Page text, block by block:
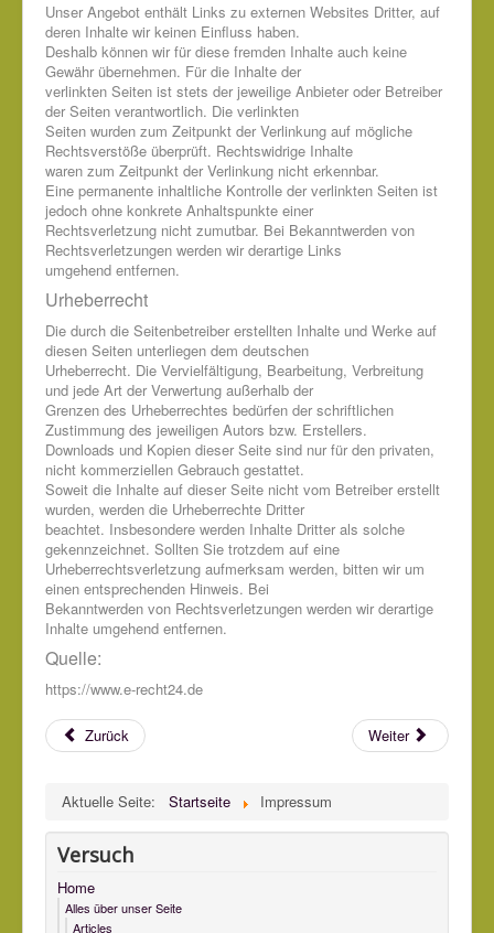
Unser Angebot enthält Links zu externen Websites Dritter, auf
deren Inhalte wir keinen Einfluss haben.
Deshalb können wir für diese fremden Inhalte auch keine
Gewähr übernehmen. Für die Inhalte der
verlinkten Seiten ist stets der jeweilige Anbieter oder Betreiber
der Seiten verantwortlich. Die verlinkten
Seiten wurden zum Zeitpunkt der Verlinkung auf mögliche
Rechtsverstöße überprüft. Rechtswidrige Inhalte
waren zum Zeitpunkt der Verlinkung nicht erkennbar.
Eine permanente inhaltliche Kontrolle der verlinkten Seiten ist
jedoch ohne konkrete Anhaltspunkte einer
Rechtsverletzung nicht zumutbar. Bei Bekanntwerden von
Rechtsverletzungen werden wir derartige Links
umgehend entfernen.
Urheberrecht
Die durch die Seitenbetreiber erstellten Inhalte und Werke auf
diesen Seiten unterliegen dem deutschen
Urheberrecht. Die Vervielfältigung, Bearbeitung, Verbreitung
und jede Art der Verwertung außerhalb der
Grenzen des Urheberrechtes bedürfen der schriftlichen
Zustimmung des jeweiligen Autors bzw. Erstellers.
Downloads und Kopien dieser Seite sind nur für den privaten,
nicht kommerziellen Gebrauch gestattet.
Soweit die Inhalte auf dieser Seite nicht vom Betreiber erstellt
wurden, werden die Urheberrechte Dritter
beachtet. Insbesondere werden Inhalte Dritter als solche
gekennzeichnet. Sollten Sie trotzdem auf eine
Urheberrechtsverletzung aufmerksam werden, bitten wir um
einen entsprechenden Hinweis. Bei
Bekanntwerden von Rechtsverletzungen werden wir derartige
Inhalte umgehend entfernen.
Quelle:
https://www.e-recht24.de
Zurück Weiter
Aktuelle Seite: Startseite Impressum
Versuch
Home
Alles über unser Seite
Articles